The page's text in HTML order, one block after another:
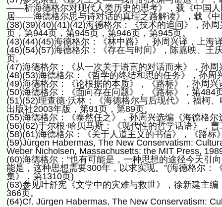
——析海德格尔对现代人类历史的思考》，载《中国
居——海德格尔思与诗对话的真理之路解读》，载《
(38)(39)(40)(41)(42)海德格尔：《技术的追问》，孙
页，第944页，第945页，第946页，第945页。
(43)(44)(45)海德格尔：《林中路》，孙周兴译，上海
(46)(54)(57)海德格尔：《存在与时间》，陈嘉映、
页。
(47)海德格尔：《从一次关于语言的对话而来》，孙
(48)(53)海德格尔：《哲学的终结和思的任务》，孙
(49)海德格尔：《论根据的本质》，《路标》，孙周
(50)海德格尔：《面向存在问题》，《路标》，第484
(51)(52)理查德·沃林：《海德格尔与后现代》，福柯
出版社2003年版，第91页，第89页。
(55)海德格尔：《泰然任之》，孙周兴选编《海德格
(56)(62)于尔根·哈贝马斯：《现代性的哲学话语》，
(58)(61)海德格尔：《关于人道主义的书信》，《路标
(59)Jürgen Habermas, The New Conservatism:
Weber Nicholsen, Massachusetts: the MIT Press,
(60)海德格尔：“也有可能是，一种思想的途径今天引
能是，这种思想需要300年，以求实现。”(海德格尔
集》，第1310页)
(63)参见叶舒宪《文学中的灾难与救世》，徐新建主
366页。
(64)Cf. Jürgen Habermas, The New Conservatism: